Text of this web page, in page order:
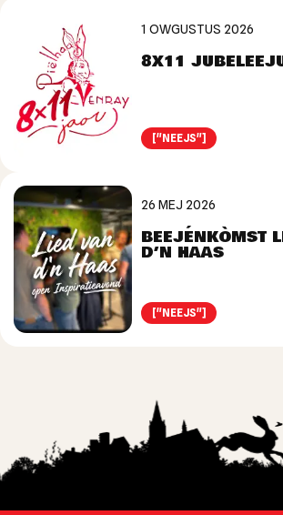
1 OWGUSTUS 2026
8X11
["NEEJS"]
26 MEJ 2026
BEEJÉNKÒMST
D’N HAAS
["NEEJS"]